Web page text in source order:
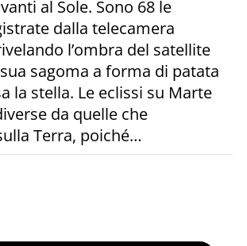
al Sole. Sono 68 le
dalla telecamera
l’ombra del satellite
sagoma a forma di patata
la stella. Le eclissi su Marte
da quelle che
Terra, poiché…